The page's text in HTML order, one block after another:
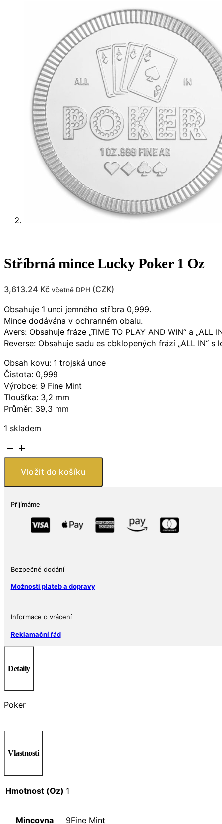
Stříbrná mince Lucky Poker 1 Oz
3,613.24 Kč včetně DPH (CZK)
Obsahuje 1 unci jemného stříbra 0,999.
Mince dodávána v ochranném obalu.
Avers: Obsahuje fráze „TIME TO PLAY AND WIN“ a
Reverse: Obsahuje sadu es obklopených frází „ALL IN“
Obsah kovu: 1 trojská unce
Čistota: 0,999
Výrobce: 9 Fine Mint
Tloušťka: 3,2 mm
Průměr: 39,3 mm
1 skladem
Stříbrná
mince
Lucky
Oz
množství
Vložit do košíku
Přijímáme
Bezpečné dodání
Možnosti plateb a dopravy
Informace o vrácení
Reklamační řád
Detaily
Poker
Vlastnosti
Hmotnost (Oz) 1
Mincovna 9Fine Mint